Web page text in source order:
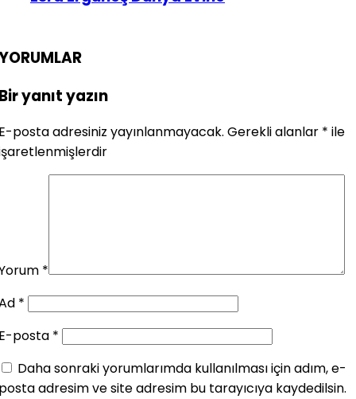
yanıt yazın
posta adresiniz yayınlanmayacak. Gerekli alanlar * ile
*
*
posta *
Daha sonraki yorumlarımda kullanılması için adım, e-
adresim ve site adresim bu tarayıcıya kaydedilsin.